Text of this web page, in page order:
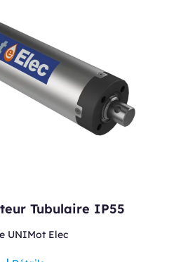
Tubulaire IP55
UNIMot Elec